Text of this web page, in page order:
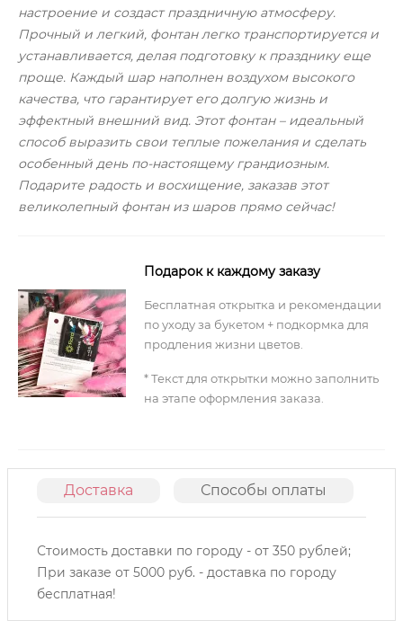
настроение и создаст праздничную атмосферу.
Прочный и легкий, фонтан легко транспортируется и
устанавливается, делая подготовку к празднику еще
проще. Каждый шар наполнен воздухом высокого
качества, что гарантирует его долгую жизнь и
эффектный внешний вид. Этот фонтан – идеальный
способ выразить свои теплые пожелания и сделать
особенный день по-настоящему грандиозным.
Подарите радость и восхищение, заказав этот
великолепный фонтан из шаров прямо сейчас!
Подарок к каждому заказу
Бесплатная открытка и рекомендации
по уходу за букетом + подкормка для
продления жизни цветов.
* Текст для открытки можно заполнить
на этапе оформления заказа.
Доставка Способы оплаты
Стоимость доставки по городу - от 350 рублей;
При заказе от 5000 руб. - доставка по городу
бесплатная!